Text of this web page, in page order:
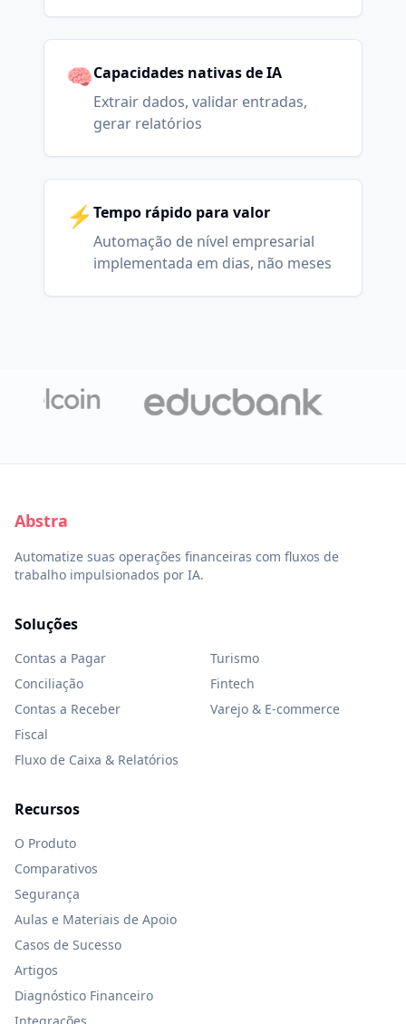
🧠Capacidades nativas de IA
Extrair dados, validar entradas,
gerar relatórios
⚡ Tempo rápido para valor
Automação de nível empresarial
implementada em dias, não meses
Abstra
Automatize suas operações financeiras com fluxos de
trabalho impulsionados por IA.
Soluções
Contas a Pagar
Conciliação
Contas a Receber
Fiscal
Fluxo de Caixa & Relatórios
Turismo
Fintech
Varejo & E-commerce
Recursos
O Produto
Comparativos
Segurança
Aulas e Materiais de Apoio
Casos de Sucesso
Artigos
Diagnóstico Financeiro